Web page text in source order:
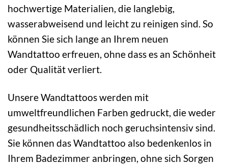
hochwertige Materialien, die langlebig,
wasserabweisend und leicht zu reinigen sind. So
können Sie sich lange an Ihrem neuen
Wandtattoo erfreuen, ohne dass es an Schönheit
oder Qualität verliert.
Unsere Wandtattoos werden mit
umweltfreundlichen Farben gedruckt, die weder
gesundheitsschädlich noch geruchsintensiv sind.
Sie können das Wandtattoo also bedenkenlos in
Ihrem Badezimmer anbringen, ohne sich Sorgen